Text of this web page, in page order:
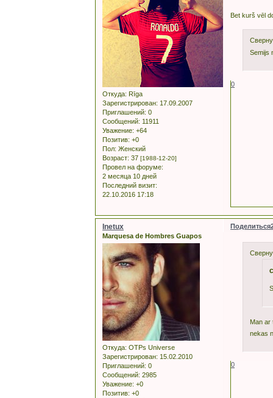
Откуда: Rīga
Зарегистрирован: 17.09.2007
Приглашений: 0
Сообщений: 11911
Уважение: +64
Позитив: +0
Пол: Женский
Возраст: 37 [1988-12-20]
Провел на форуме:
2 месяца 10 дней
Последний визит:
22.10.2016 17:18
Bet kurš vēl
Semijs
0
Поделиться
Inetux
Marquesa de Hombres Guapos
Откуда: OTPs Universe
Зарегистрирован: 15.02.2010
Приглашений: 0
Сообщений: 2985
Уважение: +0
Позитив: +0
Man ar
nekas
0